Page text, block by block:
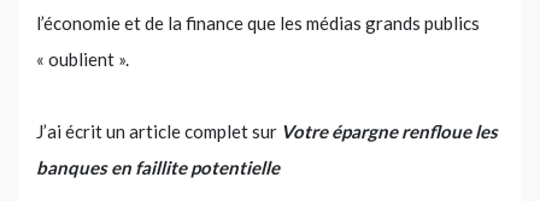
l’économie et de la finance que les médias grands publics
« oublient ».
J’ai écrit un article complet sur Votre épargne renfloue les
banques en faillite potentielle